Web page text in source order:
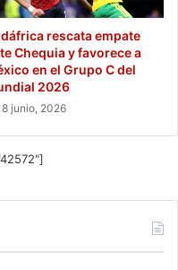
rescata empate
Chequia y favorece a
en el Grupo C del
2026
junio, 2026